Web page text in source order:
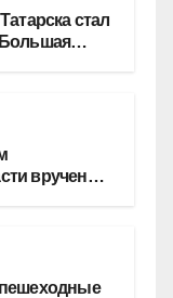
стал
вручены